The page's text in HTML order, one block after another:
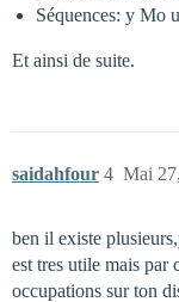
Séquences: y Mo
Et ainsi de suite.
saidahfour Mai
4
ben il existe
est tres utile mais par
occupations sur ton